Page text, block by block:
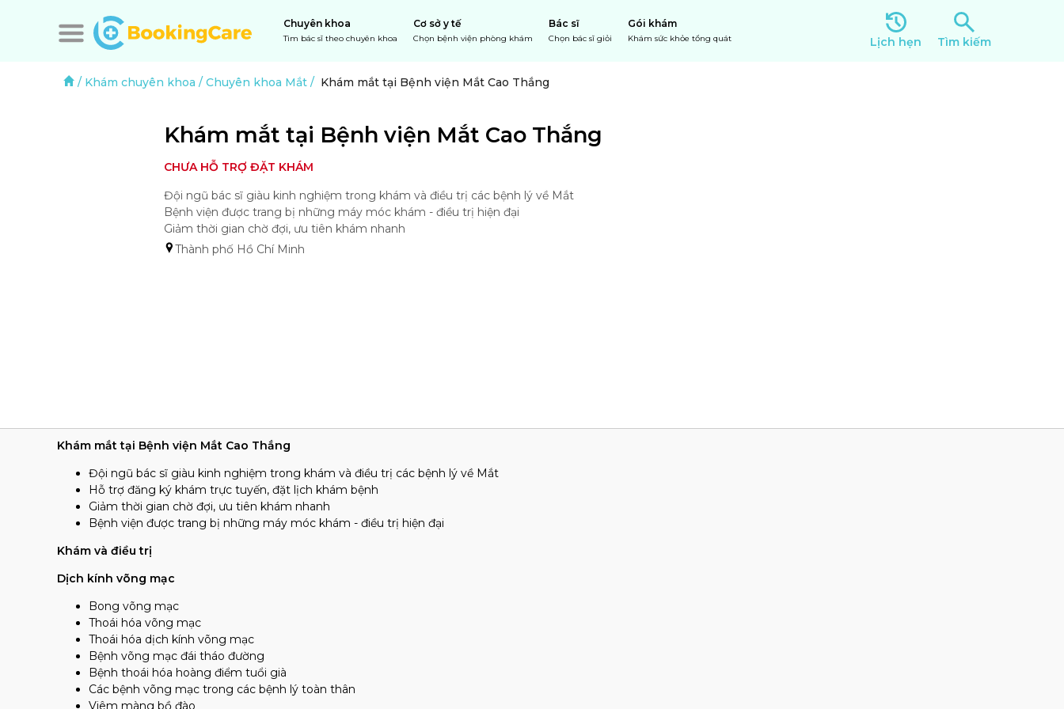
Chuyên khoa
Tìm bác sĩ theo chuyên khoa
Cơ sở y tế
Chọn bệnh viện phòng khám
Bác sĩ
Chọn bác sĩ giỏi
Gói khám
Khám sức khỏe tổng quát Lịch hẹn Tìm kiếm
/ Khám chuyên khoa / Chuyên khoa Mắt / Khám mắt tại Bệnh viện Mắt Cao Thắng
Khám mắt tại Bệnh viện Mắt Cao Thắng
CHƯA HỖ TRỢ ĐẶT KHÁM
Đội ngũ bác sĩ giàu kinh nghiệm trong khám và điều trị các bệnh lý về Mắt
Bệnh viện được trang bị những máy móc khám - điều trị hiện đại
Giảm thời gian chờ đợi, ưu tiên khám nhanh
Thành phố Hồ Chí Minh
Khám mắt tại Bệnh viện Mắt Cao Thắng
Đội ngũ bác sĩ giàu kinh nghiệm trong khám và điều trị các bệnh lý về Mắt
Hỗ trợ đăng ký khám trực tuyến, đặt lịch khám bệnh
Giảm thời gian chờ đợi, ưu tiên khám nhanh
Bệnh viện được trang bị những máy móc khám - điều trị hiện đại
Khám và điều trị
Dịch kính võng mạc
Bong võng mạc
Thoái hóa võng mạc
Thoái hóa dịch kính võng mạc
Bệnh võng mạc đái tháo đường
Bệnh thoái hóa hoàng điểm tuổi già
Các bệnh võng mạc trong các bệnh lý toàn thân
Viêm màng bồ đào